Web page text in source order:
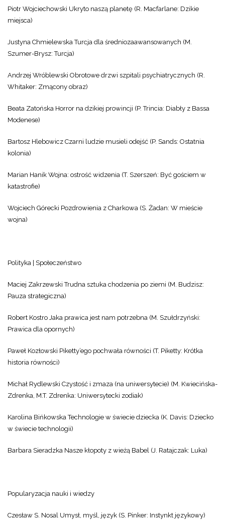
Piotr Wojciechowski Ukryto naszą planetę (R. Macfarlane: Dzikie
miejsca)
Justyna Chmielewska Turcja dla średniozaawansowanych (M.
Szumer-Brysz: Turcja)
Andrzej Wróblewski Obrotowe drzwi szpitali psychiatrycznych (R.
Whitaker: Zmącony obraz)
Beata Zatońska Horror na dzikiej prowincji (P. Trincia: Diabły z Bassa
Modenese)
Bartosz Hlebowicz Czarni ludzie musieli odejść (P. Sands: Ostatnia
kolonia)
Marian Hanik Wojna: ostrość widzenia (T. Szerszeń: Być gościem w
katastrofie)
Wojciech Górecki Pozdrowienia z Charkowa (S. Żadan: W mieście
wojna)
Polityka | Społeczeństwo
Maciej Zakrzewski Trudna sztuka chodzenia po ziemi (M. Budzisz:
Pauza strategiczna)
Robert Kostro Jaka prawica jest nam potrzebna (M. Szułdrzyński:
Prawica dla opornych)
Paweł Kozłowski Piketty’ego pochwała równości (T. Piketty: Krótka
historia równości)
Michał Rydlewski Czystość i zmaza (na uniwersytecie) (M. Kwiecińska-
Zdrenka, M.T. Zdrenka: Uniwersytecki zodiak)
Karolina Bińkowska Technologie w świecie dziecka (K. Davis: Dziecko
w świecie technologii)
Barbara Sieradzka Nasze kłopoty z wieżą Babel (J. Ratajczak: Luka)
Popularyzacja nauki i wiedzy
Czesław S. Nosal Umysł, myśl, język (S. Pinker: Instynkt językowy)